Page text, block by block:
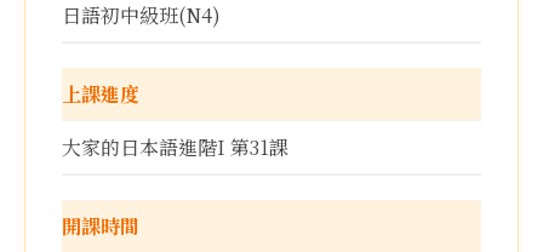
日語初中級班(N4)
上課進度
大家的日本語進階I 第31課
開課時間